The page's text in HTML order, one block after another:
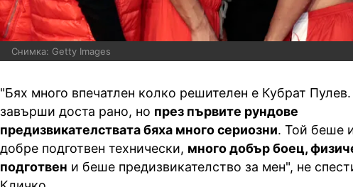
Снимка: Getty Images
"Бях много впечатлен колко решителен е Кубрат Пулев.
завърши доста рано, но през първите рундове
предизвикателствата бяха много сериозни. Той беше
добре подготвен технически, много добър боец,
подготвен и беше предизвикателство за мен", не